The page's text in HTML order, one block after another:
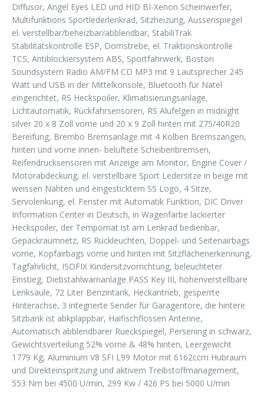
Diffusor, Angel Eyes LED und HID BI-Xenon Scheinwerfer,
Multifunktions Sportlederlenkrad, Sitzheizung, Aussenspiegel
el. verstellbar/beheizbar/abblendbar, StabiliTrak
Stabilitätskontrolle ESP, Domstrebe, el. Traktionskontrolle
TCS, Antiblockiersystem ABS, Sportfahrwerk, Boston
Soundsystem Radio AM/FM CD MP3 mit 9 Lautsprecher 245
Watt und USB in der Mittelkonsole, Bluetooth für Natel
eingerichtet, RS Heckspoiler, Klimatisierungsanlage,
Lichtautomatik, Rückfahrsensoren, RS Alufelgen in midnight
silver 20 x 8 Zoll vorne und 20 x 9 Zoll hinten mit 275/40R20
Bereifung, Brembo Bremsanlage mit 4 Kolben Bremszangen,
hinten und vorne innen- belüftete Scheibenbremsen,
Reifendrucksensoren mit Anzeige am Monitor, Engine Cover /
Motorabdeckung, el. verstellbare Sport Ledersitze in beige mit
weissen Nähten und eingesticktem SS Logo, 4 Sitze,
Servolenkung, el. Fenster mit Automatik Funktion, DIC Driver
Information Center in Deutsch, in Wagenfarbe lackierter
Heckspoiler, der Tempomat ist am Lenkrad bedienbar,
Gepäckraumnetz, RS Rückleuchten, Doppel- und Seitenairbags
vorne, Kopfairbags vorne und hinten mit Sitzflächenerkennung,
Tagfahrlicht, ISOFIX Kindersitzvorrichtung, beleuchteter
Einstieg, Diebstahlwarnanlage PASS Key III, höhenverstellbare
Lenksäule, 72 Liter Benzintank, Heckantrieb, gesperrte
Hinterachse, 3 integrierte Sender für Garagentore, die hintere
Sitzbank ist abkplappbar, Haifischflossen Antenne,
Automatisch abblendbarer Rueckspiegel, Persening in schwarz,
Gewichtsverteilung 52% vorne & 48% hinten, Leergewicht
1779 Kg, Aluminium V8 SFI L99 Motor mit 6162ccm Hubraum
und Direkteinspritzung und aktivem Treibstoffmanagement,
553 Nm bei 4500 U/min, 299 Kw / 426 PS bei 5000 U/min